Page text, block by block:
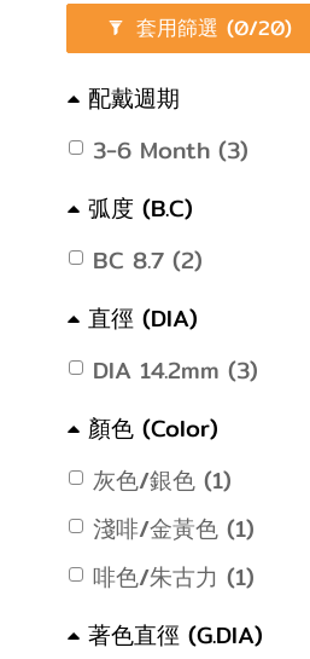
套用篩選(0/20)
配戴週期
3-6 Month (3)
弧度 (B.C)
BC 8.7 (2)
直徑 (DIA)
DIA 14.2mm (3)
顏色 (Color)
灰色/銀色 (1)
淺啡/金黃色 (1)
啡色/朱古力 (1)
著色直徑 (G.DIA)